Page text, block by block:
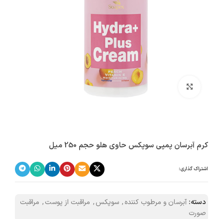
بزرگنمایی تصویر
کرم آبرسان پمپی سوپکس حاوی هلو حجم 250 میل
اشتراک گذاری:
دسته: آبرسان و مرطوب کننده, سوپکس, مراقبت از پوست, مراقبت
صورت